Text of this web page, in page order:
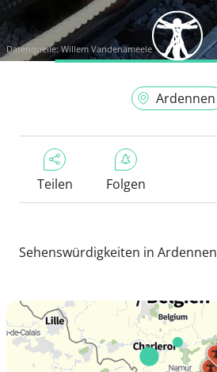
Datenquelle: Willem Vandenameele
Ardennen
Teilen Folgen
Sehenswürdigkeiten in Ardennen